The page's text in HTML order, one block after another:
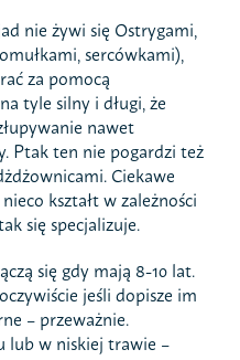
nie żywi się Ostrygami,
sercówkami),
za pomocą
tyle silny i długi, że
nawet
Ptak ten nie pogardzi też
Ciekawe
kształt w zależności
się specjalizuje.
się gdy mają 8-10 lat.
jeśli dopisze im
– przeważnie.
lub w niskiej trawie –